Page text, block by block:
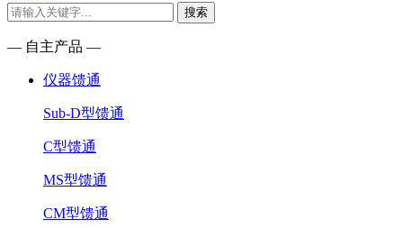
搜索
— 自主产品 —
仪器馈通
Sub-D型馈通
C型馈通
MS型馈通
CM型馈通